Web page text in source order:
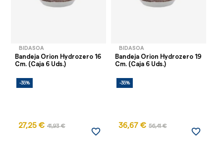
BIDASOA
Bandeja Orion Hydrozero 16
Cm. (Caja 6 Uds.)
-35%
27,25 € 41,93 €
favorite_border
BIDASOA
Bandeja Orion Hydrozero 19
Cm. (Caja 6 Uds.)
-35%
36,67 € 56,41 €
favorite_border